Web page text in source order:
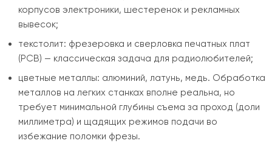
корпусов электроники, шестеренок и рекламных
вывесок;
текстолит: фрезеровка и сверловка печатных плат
(PCB) — классическая задача для радиолюбителей;
цветные металлы: алюминий, латунь, медь. Обработка
металлов на легких станках вполне реальна, но
требует минимальной глубины съема за проход (доли
миллиметра) и щадящих режимов подачи во
избежание поломки фрезы.